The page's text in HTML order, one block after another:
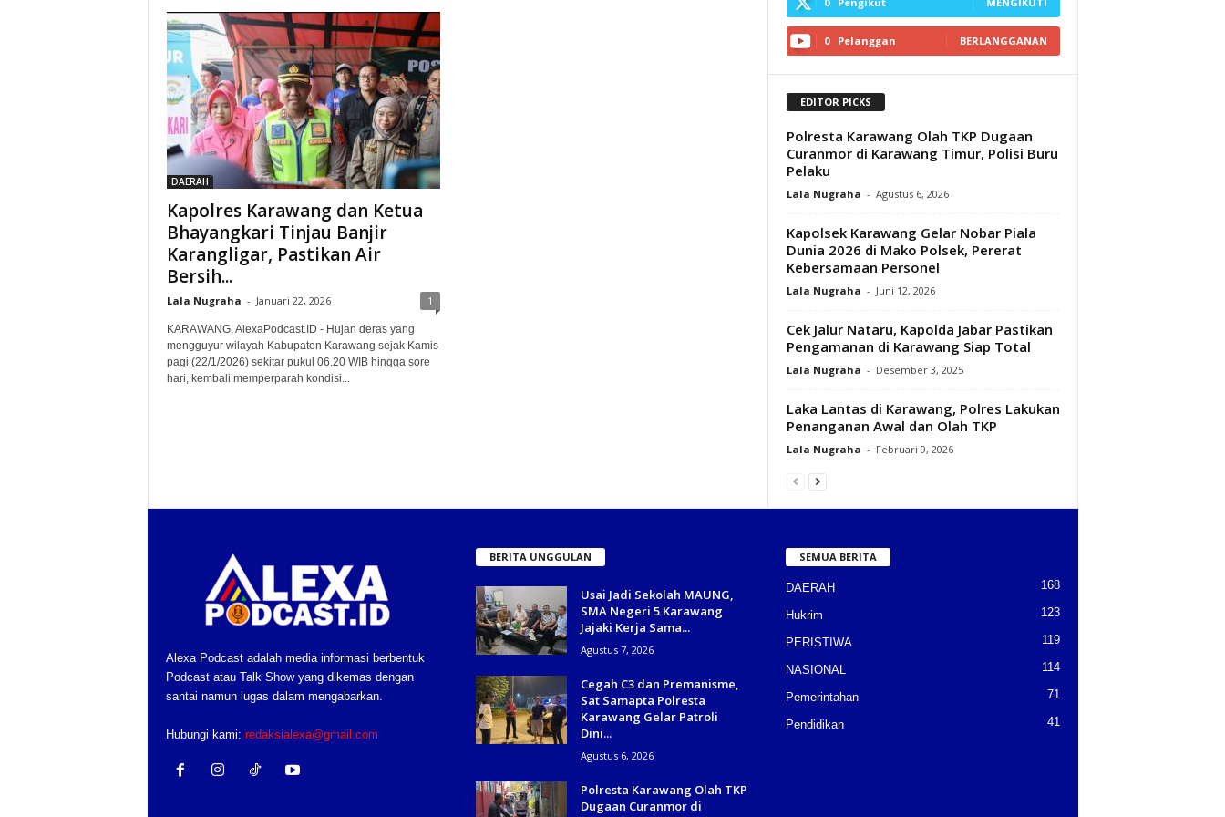
DAERAH
Kapolres Karawang dan Ketua
Bhayangkari Tinjau Banjir
Karangligar, Pastikan Air
Bersih...
Lala Nugraha - Januari 22, 2026 1
KARAWANG, AlexaPodcast.ID - Hujan deras yang
mengguyur wilayah Kabupaten Karawang sejak Kamis
pagi (22/1/2026) sekitar pukul 06.20 WIB hingga sore
hari, kembali memperparah kondisi...
0 Pelanggan BERLANGGANAN
EDITOR PICKS
Polresta Karawang Olah TKP Dugaan
Curanmor di Karawang Timur, Polisi Buru
Pelaku
Lala Nugraha - Agustus 6, 2026
Kapolsek Karawang Gelar Nobar Piala
Dunia 2026 di Mako Polsek, Pererat
Kebersamaan Personel
Lala Nugraha - Juni 12, 2026
Cek Jalur Nataru, Kapolda Jabar Pastikan
Pengamanan di Karawang Siap Total
Lala Nugraha - Desember 3, 2025
Laka Lantas di Karawang, Polres Lakukan
Penanganan Awal dan Olah TKP
Lala Nugraha - Februari 9, 2026
Alexa Podcast adalah media informasi berbentuk
Podcast atau Talk Show yang dikemas dengan
santai namun lugas dalam mengabarkan.
Hubungi kami: redaksialexa@gmail.com
BERITA UNGGULAN
Usai Jadi Sekolah MAUNG,
SMA Negeri 5 Karawang
Jajaki Kerja Sama...
Agustus 7, 2026
Cegah C3 dan Premanisme,
Sat Samapta Polresta
Karawang Gelar Patroli
Dini...
Agustus 6, 2026
Polresta Karawang Olah TKP
Dugaan Curanmor di
SEMUA BERITA
DAERAH 168
Hukrim 123
PERISTIWA 119
NASIONAL 114
Pemerintahan 71
Pendidikan 41